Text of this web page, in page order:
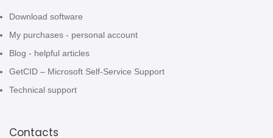
Download software
My purchases - personal account
Blog - helpful articles
GetCID – Microsoft Self-Service Support
Technical support
Contacts